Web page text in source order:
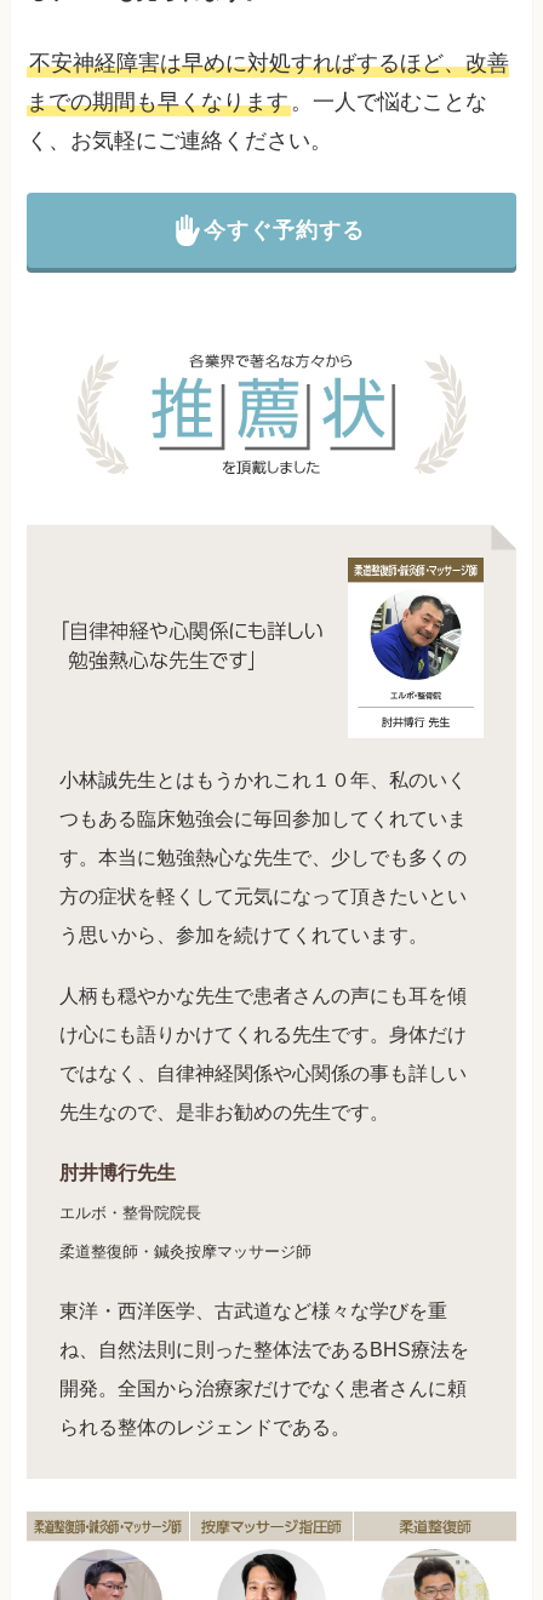
不安神経障害は早めに対処すればするほど、改善
までの期間も早くなります。一人で悩むことな
く、お気軽にご連絡ください。
今すぐ予約する
小林誠先生とはもうかれこれ１０年、私のいく
つもある臨床勉強会に毎回参加してくれていま
す。本当に勉強熱心な先生で、少しでも多くの
方の症状を軽くして元気になって頂きたいとい
う思いから、参加を続けてくれています。
人柄も穏やかな先生で患者さんの声にも耳を傾
け心にも語りかけてくれる先生です。身体だけ
ではなく、自律神経関係や心関係の事も詳しい
先生なので、是非お勧めの先生です。
肘井博行先生
エルボ・整骨院院長
柔道整復師・鍼灸按摩マッサージ師
東洋・西洋医学、古武道など様々な学びを重
ね、自然法則に則った整体法であるBHS療法を
開発。全国から治療家だけでなく患者さんに頼
られる整体のレジェンドである。